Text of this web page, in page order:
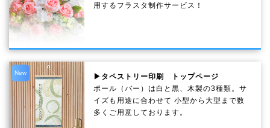
用するフラスタ制作サービス！
New
▶タペストリー印刷 トップページ
ポール（バー）は白と黒、木製の3種類。サ
イズも用途に合わせて 小型から大型まで数
多くご用意しております。